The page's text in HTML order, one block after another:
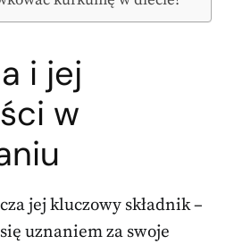
i jej
w
jej kluczowy składnik –
uznaniem za swoje